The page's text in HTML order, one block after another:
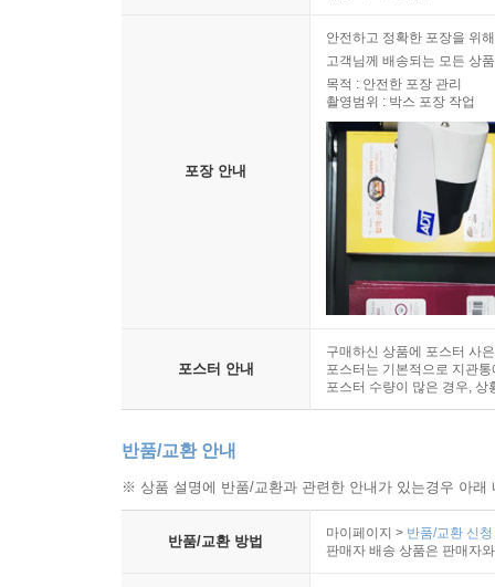
포장 안내
안전하고 정확한 포장을 위
고객님께 배송되는 모든 상
목적 : 안전한 포장 관리
촬영범위 : 박스 포장 작업
포스터 안내
구매하신 상품에 포스터 사
포스터는 기본적으로 지관
포스터 수량이 많은 경우,
반품/교환 안내
※ 상품 설명에 반품/교환과 관련한 안내가 있는경우 아
반품/교환 방법 마이페이지 > 반품/교환 신
판매자 배송 상품은 판매자